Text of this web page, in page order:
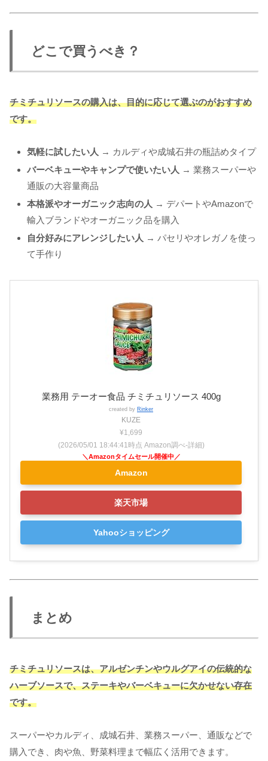
どこで買うべき？
チミチュリソースの購入は、目的に応じて選ぶのがおすすめ
です。
気軽に試したい人 → カルディや成城石井の瓶詰めタイプ
バーベキューやキャンプで使いたい人 → 業務スーパーや
通販の大容量商品
本格派やオーガニック志向の人 → デパートやAmazonで
輸入ブランドやオーガニック品を購入
自分好みにアレンジしたい人 → パセリやオレガノを使っ
て手作り
業務用 テーオー食品 チミチュリソース 400g
created by Rinker
KUZE
¥1,699
(2026/05/01 18:44:41時点 Amazon調べ-詳細)
Amazon
楽天市場
Yahooショッピング
まとめ
チミチュリソースは、アルゼンチンやウルグアイの伝統的な
ハーブソースで、ステーキやバーベキューに欠かせない存在
です。
スーパーやカルディ、成城石井、業務スーパー、通販などで
購入でき、肉や魚、野菜料理まで幅広く活用できます。